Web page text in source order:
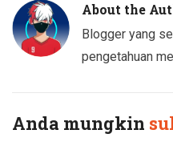
About the
Blogger yang
pengetahuan
Anda mungkin